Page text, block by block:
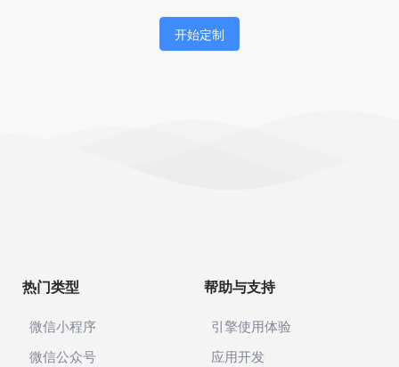
开始定制
热门类型
微信小程序
微信公众号
帮助与支持
引擎使用体验
应用开发